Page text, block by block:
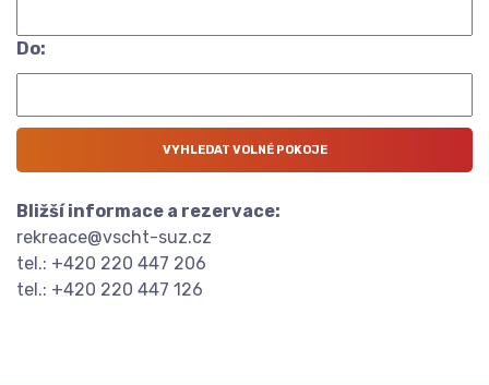
Do:
Bližší informace a rezervace:
rekreace@vscht-suz.cz
tel.: +420 220 447 206
tel.: +420 220 447 126